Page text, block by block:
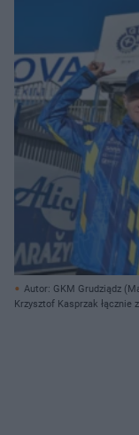
Autor: GKM Grudziądz
Krzysztof Kasprzak łącznie